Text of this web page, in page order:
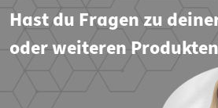
Hast du Fragen zu
oder weiteren